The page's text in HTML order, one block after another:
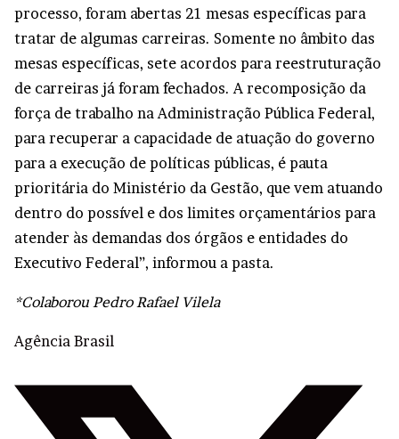
processo, foram abertas 21 mesas específicas para
tratar de algumas carreiras. Somente no âmbito das
mesas específicas, sete acordos para reestruturação
de carreiras já foram fechados. A recomposição da
força de trabalho na Administração Pública Federal,
para recuperar a capacidade de atuação do governo
para a execução de políticas públicas, é pauta
prioritária do Ministério da Gestão, que vem atuando
dentro do possível e dos limites orçamentários para
atender às demandas dos órgãos e entidades do
Executivo Federal”, informou a pasta.
*Colaborou Pedro Rafael Vilela
Agência Brasil